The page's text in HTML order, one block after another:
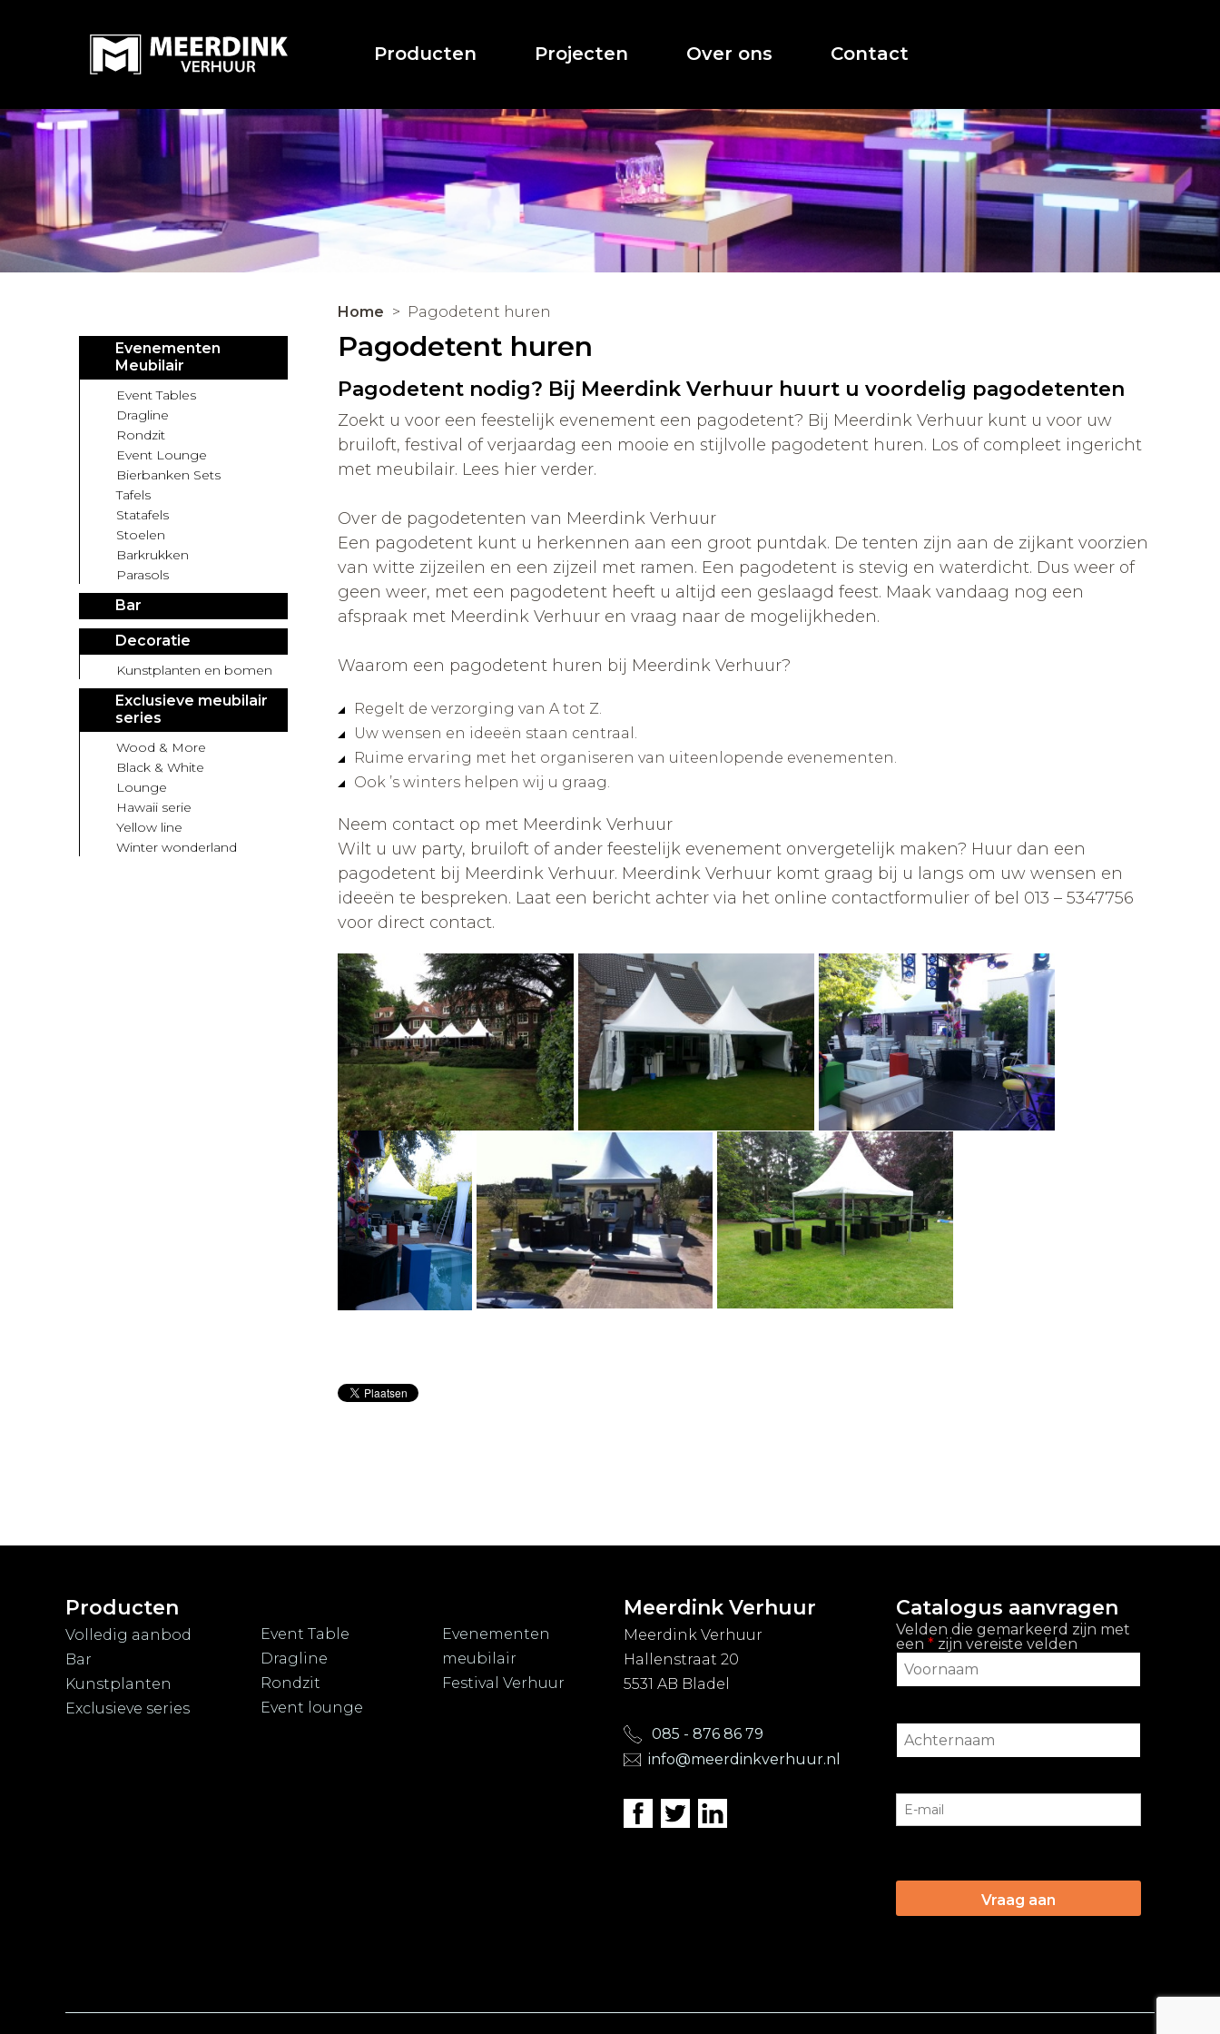
Producten Projecten Over ons Contact
Evenementen
Meubilair
Event Tables
Dragline
Rondzit
Event Lounge
Bierbanken Sets
Tafels
Statafels
Stoelen
Barkrukken
Parasols
Bar
Decoratie
Kunstplanten en bomen
Exclusieve meubilair
series
Wood & More
Black & White
Lounge
Hawaii serie
Yellow line
Winter wonderland
Home Pagodetent huren
Pagodetent huren
Pagodetent nodig? Bij Meerdink Verhuur huurt u voordelig pagodetenten
Zoekt u voor een feestelijk evenement een pagodetent? Bij Meerdink Verhuur kunt u voor uw
bruiloft, festival of verjaardag een mooie en stijlvolle pagodetent huren. Los of compleet ingericht
met meubilair. Lees hier verder.
Over de pagodetenten van Meerdink Verhuur
Een pagodetent kunt u herkennen aan een groot puntdak. De tenten zijn aan de zijkant voorzien
van witte zijzeilen en een zijzeil met ramen. Een pagodetent is stevig en waterdicht. Dus weer of
geen weer, met een pagodetent heeft u altijd een geslaagd feest. Maak vandaag nog een
afspraak met Meerdink Verhuur en vraag naar de mogelijkheden.
Waarom een pagodetent huren bij Meerdink Verhuur?
Regelt de verzorging van A tot Z.
Uw wensen en ideeën staan centraal.
Ruime ervaring met het organiseren van uiteenlopende evenementen.
Ook ’s winters helpen wij u graag.
Neem contact op met Meerdink Verhuur
Wilt u uw party, bruiloft of ander feestelijk evenement onvergetelijk maken? Huur dan een
pagodetent bij Meerdink Verhuur. Meerdink Verhuur komt graag bij u langs om uw wensen en
ideeën te bespreken. Laat een bericht achter via het online contactformulier of bel 013 – 5347756
voor direct contact.
Producten
Volledig aanbod
Bar
Kunstplanten
Exclusieve series
Event Table
Dragline
Rondzit
Event lounge
Evenementen
meubilair
Festival Verhuur
Meerdink Verhuur
Meerdink Verhuur
Hallenstraat 20
5531 AB Bladel
085 - 876 86 79
info@meerdinkverhuur.nl
Catalogus aanvragen
Velden die gemarkeerd zijn met
een * zijn vereiste velden